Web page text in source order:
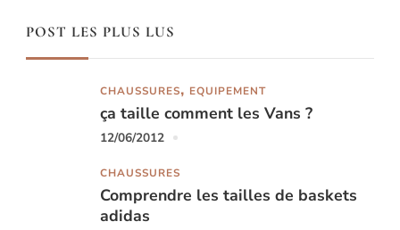
POST LES PLUS LUS
CHAUSSURES EQUIPEMENT
ça taille comment les Vans ?
12/06/2012
CHAUSSURES
Comprendre les tailles de baskets
adidas